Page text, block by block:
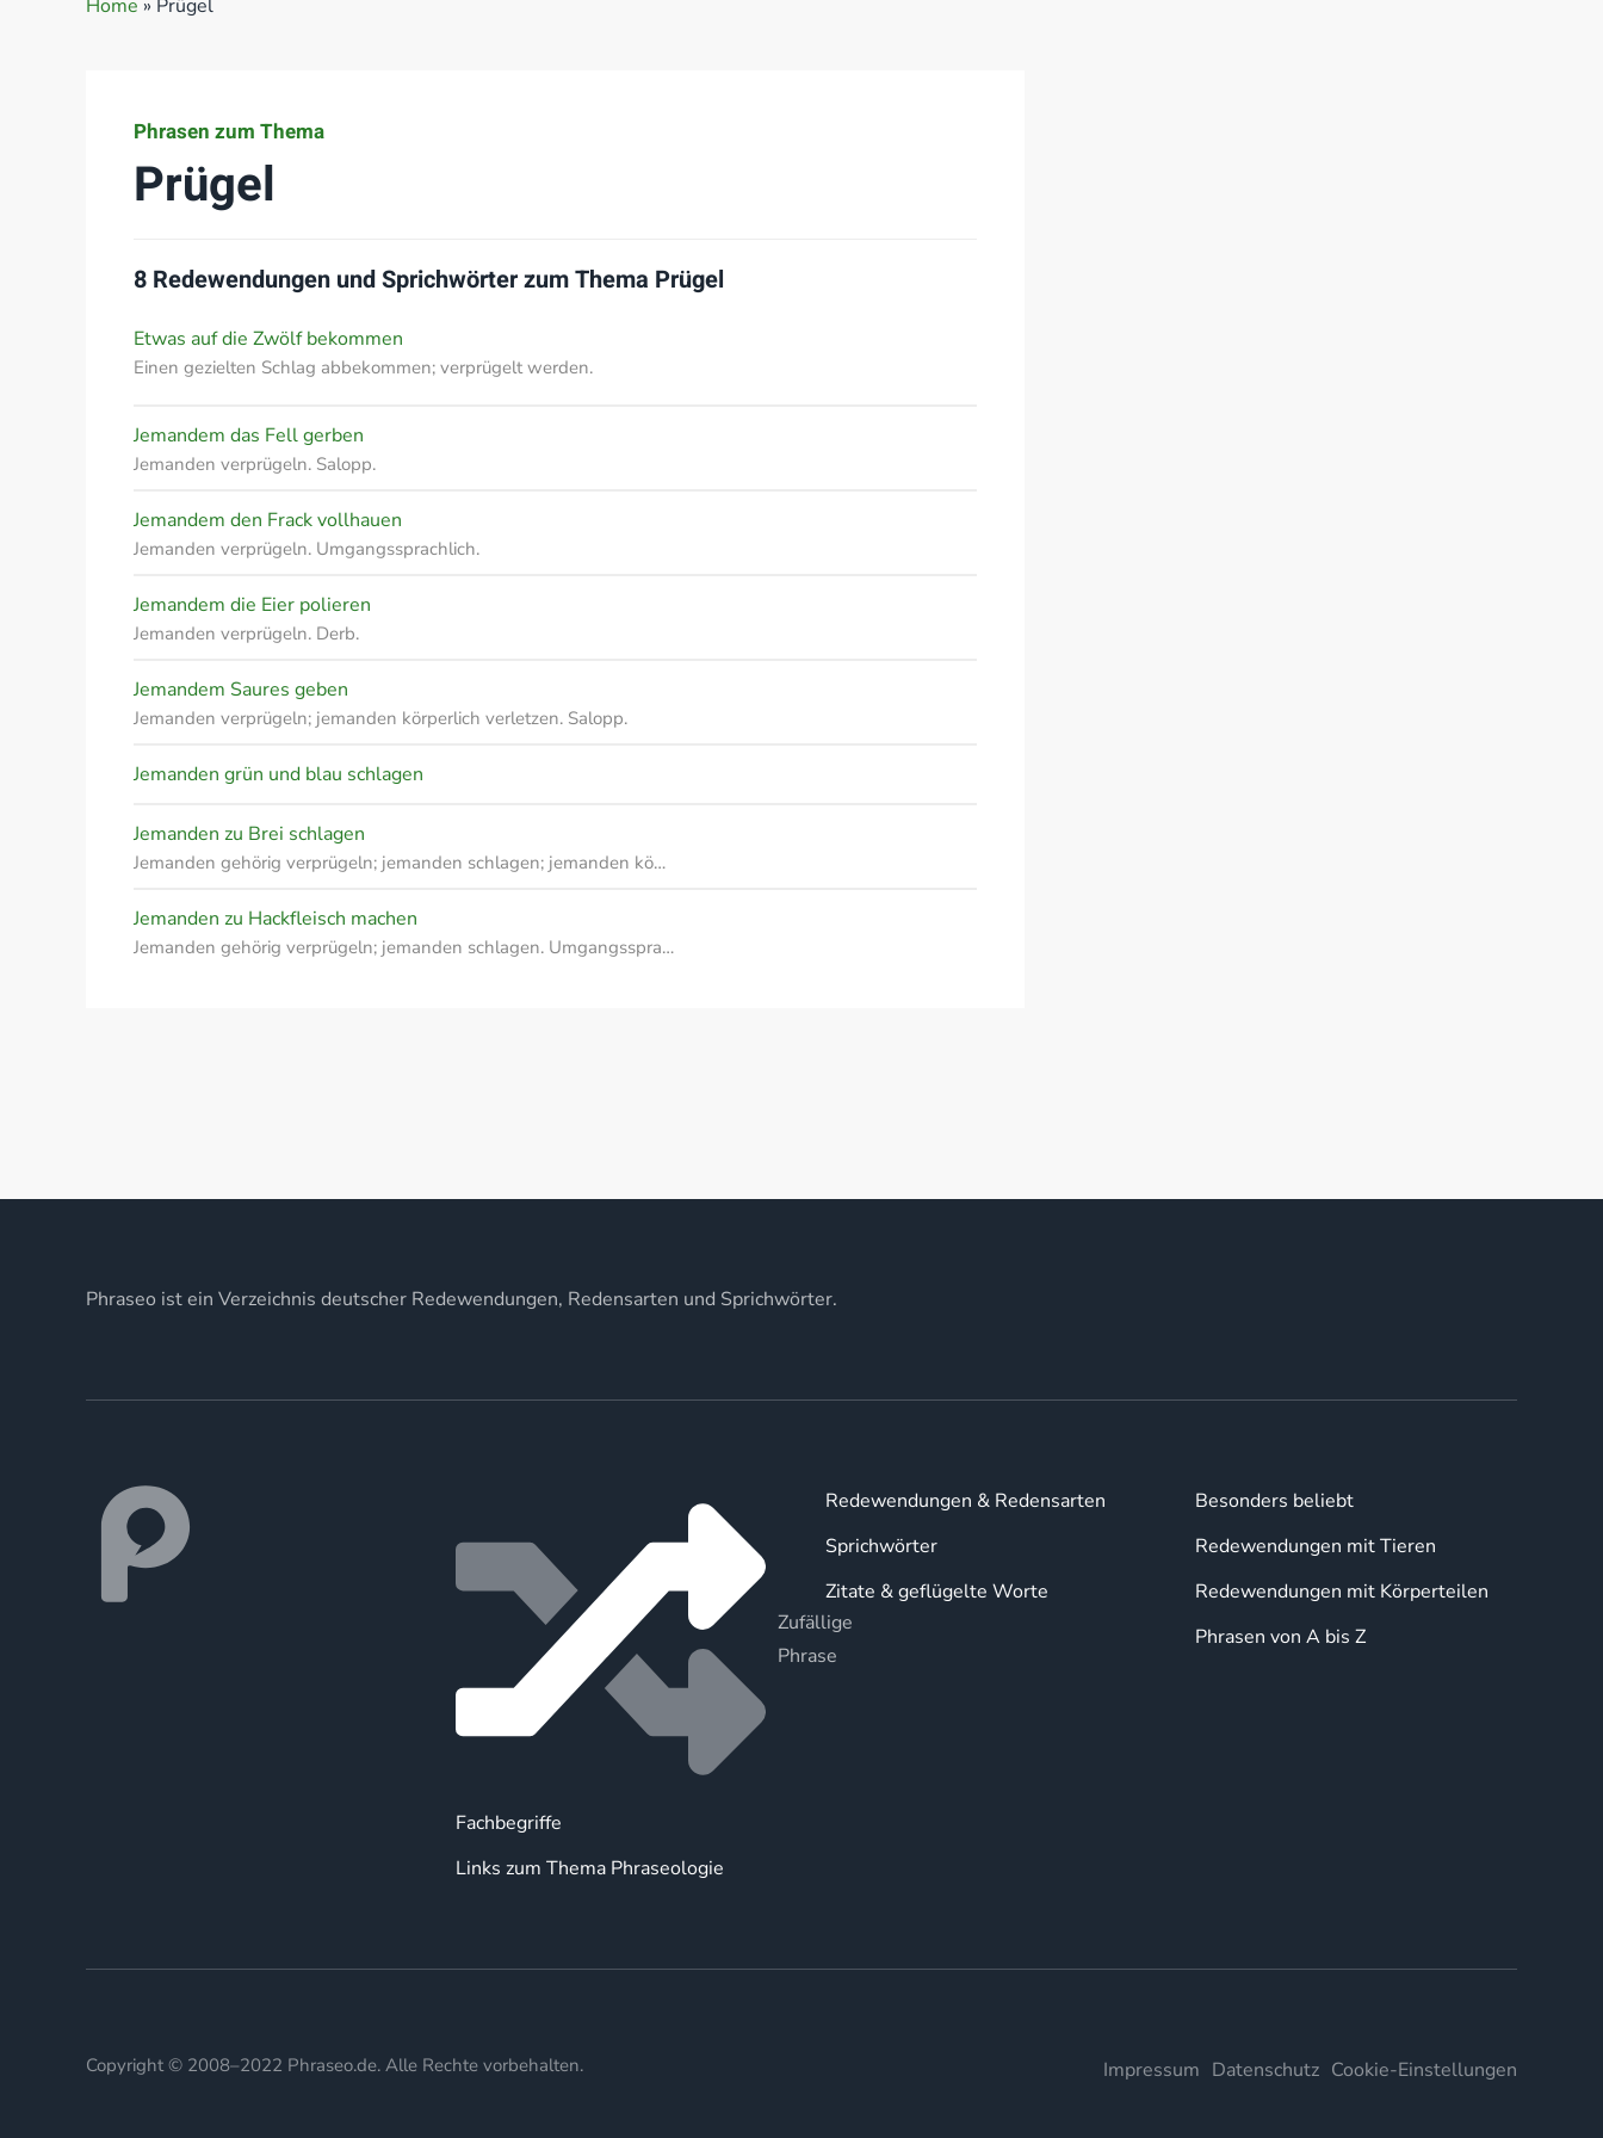
Home » Prügel
Phrasen zum Thema
Prügel
8 Redewendungen und Sprichwörter zum Thema Prügel
Etwas auf die Zwölf bekommen
Einen gezielten Schlag abbekommen; verprügelt werden.
Jemandem das Fell gerben
Jemanden verprügeln. Salopp.
Jemandem den Frack vollhauen
Jemanden verprügeln. Umgangssprachlich.
Jemandem die Eier polieren
Jemanden verprügeln. Derb.
Jemandem Saures geben
Jemanden verprügeln; jemanden körperlich verletzen. Salopp.
Jemanden grün und blau schlagen
Jemanden zu Brei schlagen
Jemanden gehörig verprügeln; jemanden schlagen; jemanden kö…
Jemanden zu Hackfleisch machen
Jemanden gehörig verprügeln; jemanden schlagen. Umgangsspra…
Phraseo ist ein Verzeichnis deutscher Redewendungen, Redensarten und Sprichwörter.
Zufällige
Phrase
Fachbegriffe
Links zum Thema Phraseologie
Redewendungen & Redensarten
Sprichwörter
Zitate & geflügelte Worte
Besonders beliebt
Redewendungen mit Tieren
Redewendungen mit Körperteilen
Phrasen von A bis Z
Copyright © 2008–2022 Phraseo.de. Alle Rechte vorbehalten. Impressum Datenschutz Cookie-Einstellungen